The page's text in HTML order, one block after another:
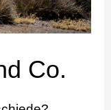
Co.